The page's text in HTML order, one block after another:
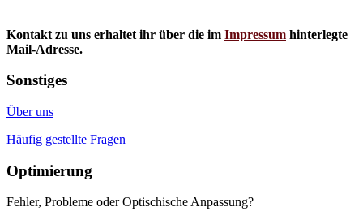
Kontakt zu uns erhaltet ihr über die im Impressum hinterlegte
Mail-Adresse.
Sonstiges
Über uns
Häufig gestellte Fragen
Optimierung
Fehler, Probleme oder Optischische Anpassung?